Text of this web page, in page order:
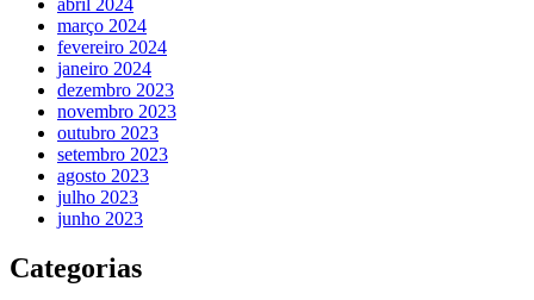
março 2024
fevereiro 2024
janeiro 2024
dezembro 2023
novembro 2023
outubro 2023
setembro 2023
agosto 2023
julho 2023
junho 2023
Categorias